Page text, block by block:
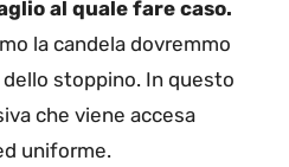
al quale fare caso.
la candela dovremmo
stoppino. In questo
che viene accesa
uniforme.